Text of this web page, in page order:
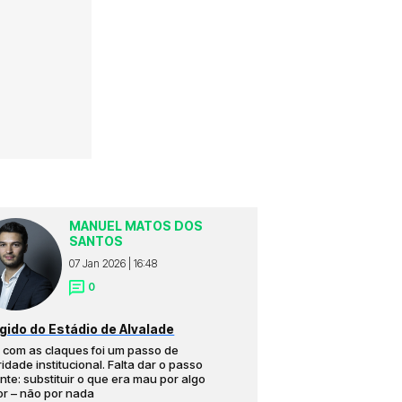
MANUEL MATOS DOS
SANTOS
07 Jan 2026 | 16:48
0
do Estádio de Alvalade
com as claques foi um passo de
institucional. Falta dar o passo
substituir o que era mau por algo
– não por nada